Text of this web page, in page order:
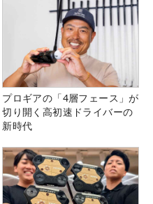
プロギアの「4層フェース」が
切り開く高初速ドライバーの
新時代